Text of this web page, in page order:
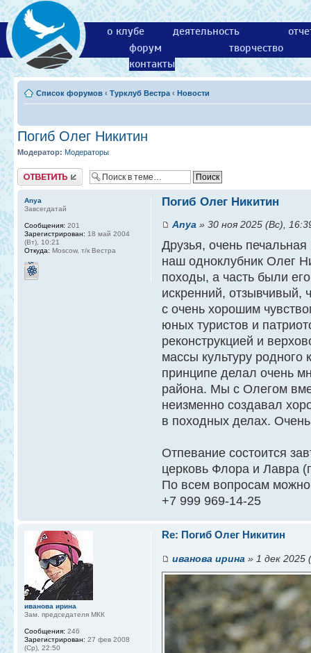
о клубе деятельность
форум
творчество
контакты
Список форумов ‹ Турклуб Вестра ‹ Новости
Погиб Олег Никитин
Модератор: Модераторы
Ответить
Погиб Олег Никитин
Anya » 30 ноя 2025 (Вс),
Друзья, очень
наш одноклубник Олег
походы, а часть были
искренний, отзывчивый,
с очень хорошим
юных туристов и
реконструкцией и
массы культуру родного
принципе делал очень
района. Мы с Олегом
неизменно создавал
в походных делах.
Отпевание состоится
церковь Флора и Лавра
По всем вопросам
+7 999 969‑14‑25
Anya
Завсегдатай
Сообщения: 201
Зарегистрирован: 18 май 2004
(Вт), 10:21
Откуда: Moscow, т/к Вестра
Re: Погиб Олег Никитин
иванова ирина » 1 дек 2025
иванова ирина
Зам. председателя МКК
Сообщения: 246
Зарегистрирован: 27 фев 2008
(Ср), 22:50